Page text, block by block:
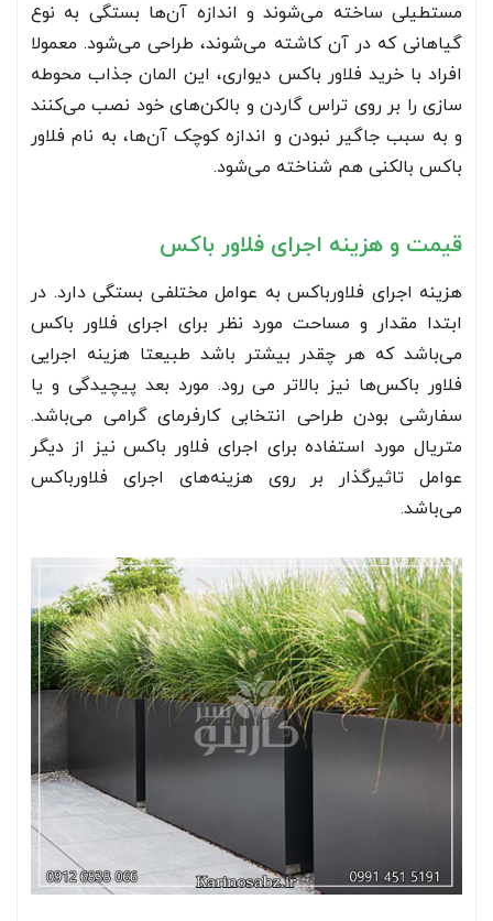
مستطیلی ساخته می‌شوند و اندازه آن‌ها بستگی به نوع
گیاهانی که در آن کاشته می‌شوند، طراحی می‌شود. معمولا
افراد با خرید فلاور باکس دیواری، این المان جذاب محوطه
سازی را بر روی تراس گاردن و بالکن‌های خود نصب می‌کنند
و به سبب جاگیر نبودن و اندازه کوچک آن‌ها، به نام فلاور
باکس بالکنی هم شناخته می‌شود.
قیمت و هزینه اجرای فلاور باکس
هزینه اجرای فلاورباکس به عوامل مختلفی بستگی دارد. در
ابتدا مقدار و مساحت مورد نظر برای اجرای فلاور باکس
می‌باشد که هر چقدر بیشتر باشد طبیعتا هزینه اجرایی
فلاور باکس‌ها نیز بالاتر می رود. مورد بعد پیچیدگی و یا
سفارشی بودن طراحی انتخابی کارفرمای گرامی می‌باشد.
متريال مورد استفاده برای اجرای فلاور باکس نیز از دیگر
عوامل تاثیرگذار بر روی هزینه‌های اجرای فلاورباکس
می‌باشد.